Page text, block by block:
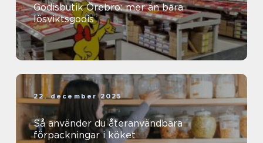
Godisbutik Örebro: mer än bara
lösviktsgodis
22. december 2025
Så använder du återanvändbara
förpackningar i köket